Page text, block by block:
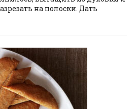
на полоски. Дать